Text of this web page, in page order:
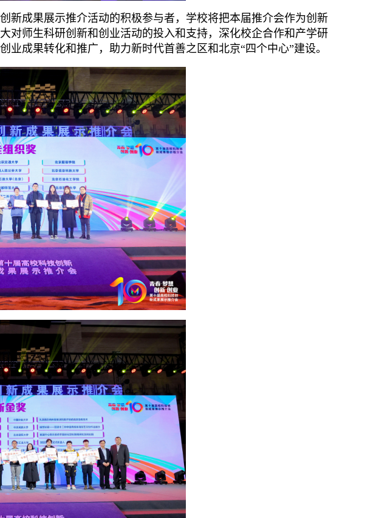
成果展示推介活动的积极参与者，学校将把本届推介会作为创新
对师生科研创新和创业活动的投入和支持，深化校企合作和产学研
成果转化和推广，助力新时代首善之区和北京“四个中心”建设。